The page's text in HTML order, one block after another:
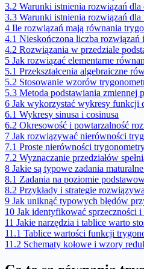
3.2 Warunki istnienia rozwiązań dla
3.3 Warunki istnienia rozwiązań
4 Ile rozwiązań mają równania
4.1 Nieskończona liczba rozwiązań
4.2 Rozwiązania w przedziale
5 Jak rozwiązać elementarne
5.1 Przekształcenia algebraiczne
5.2 Stosowanie wzorów
5.3 Metoda podstawiania zmiennej
6 Jak wykorzystać wykresy funkcji
6.1 Wykresy sinusa i cosinusa
6.2 Okresowość i powtarzalność
7 Jak rozwiązywać nierówności
7.1 Proste nierówności
7.2 Wyznaczanie przedziałów
8 Jakie są typowe zadania
8.1 Zadania na poziomie
8.2 Przykłady i strategie
9 Jak uniknąć typowych błędów
10 Jak identyfikować sprzeczności
11 Jakie narzędzia i tablice warto
11.1 Tablice wartości funkcji
11.2 Schematy kołowe i wzory